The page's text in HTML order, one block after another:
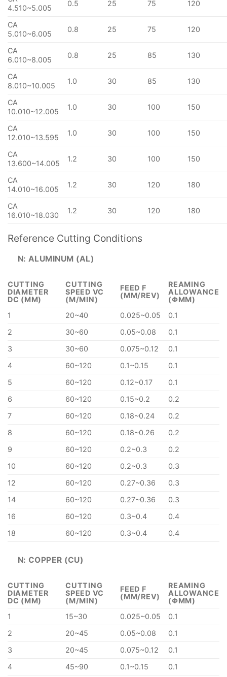
4.510~5.005
0.5 25 75 120
CA
5.010~6.005
0.8 25 75 120
CA
6.010~8.005
0.8 25 85 130
CA
8.010~10.005
1.0 30 85 130
CA
10.010~12.005
1.0 30 100 150
CA
12.010~13.595
1.0 30 100 150
CA
13.600~14.005
1.2 30 100 150
CA
14.010~16.005
1.2 30 120 180
CA
16.010~18.030
1.2 30 120 180
Reference Cutting Conditions
N: ALUMINUM (AL)
CUTTING
DIAMETER
DC (MM)
CUTTING
SPEED VC
(M/MIN)
FEED F
(MM/REV)
REAMING
ALLOWANCE
(ΦMM)
1
20~40 0.025~0.05
0.1
2
30~60 0.05~0.08
0.1
3
30~60 0.075~0.12
0.1
4
60~120 0.1~0.15
0.1
5
60~120 0.12~0.17
0.1
6
60~120 0.15~0.2
0.2
7
60~120 0.18~0.24
0.2
8
60~120 0.18~0.26
0.2
9
60~120 0.2~0.3
0.2
10
60~120 0.2~0.3
0.3
12
60~120 0.27~0.36
0.3
14
60~120 0.27~0.36
0.3
16
60~120 0.3~0.4
0.4
18
60~120 0.3~0.4 0.4
N: COPPER (CU)
CUTTING
DIAMETER
DC (MM)
CUTTING
SPEED VC
(M/MIN)
FEED F
(MM/REV)
REAMING
ALLOWANCE
(ΦMM)
1
15~30 0.025~0.05
0.1
2
20~45 0.05~0.08
0.1
3
20~45 0.075~0.12
0.1
4
45~90 0.1~0.15
0.1